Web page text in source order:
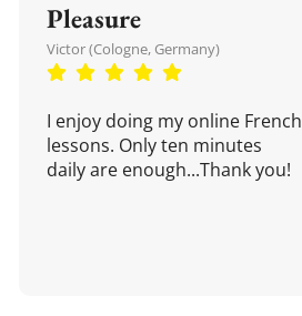
Pleasure
Victor (Cologne, Germany)
I enjoy doing my online French
lessons. Only ten minutes
daily are enough...Thank you!